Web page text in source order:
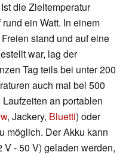
die Zieltemperatur
ein Watt. In einem
stand und auf eine
war, lag der
Tag teils bei unter 200
auch mal bei 500
an portablen
, Jackery, Bluetti) oder
möglich. Der Akku kann
- 50 V) geladen werden,